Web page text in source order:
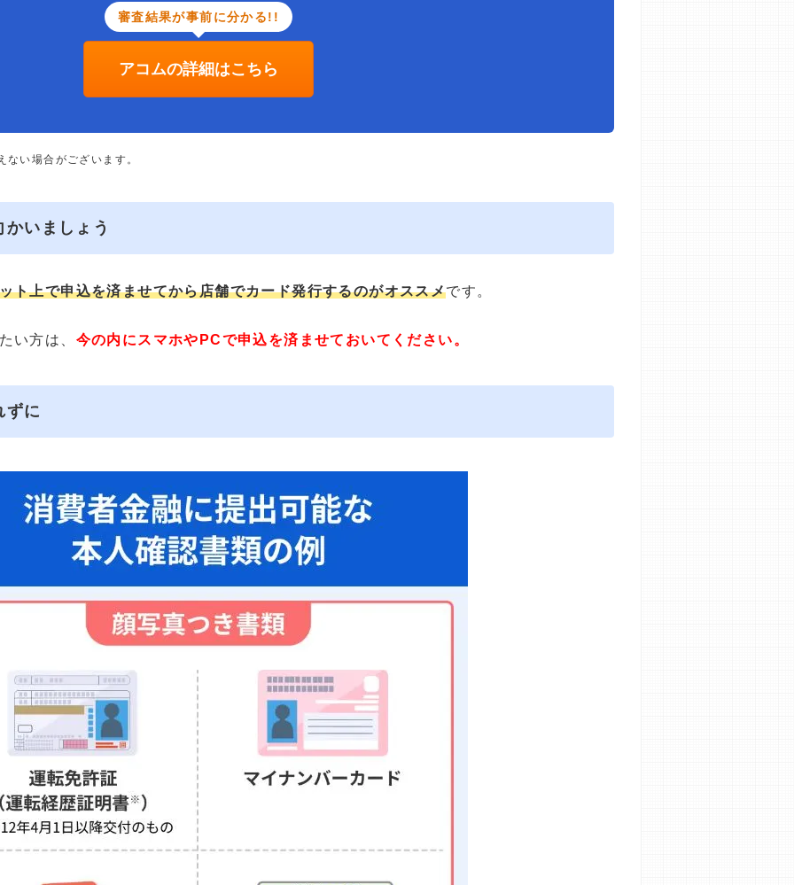
審査結果が事前に分かる!!
アコムの詳細はこちら
い場合がございます。
いましょう
ト上で申込を済ませてから店舗でカード発行するのがオススメです。
い方は、 今の内にスマホやPCで申込を済ませておいてください。
ずに